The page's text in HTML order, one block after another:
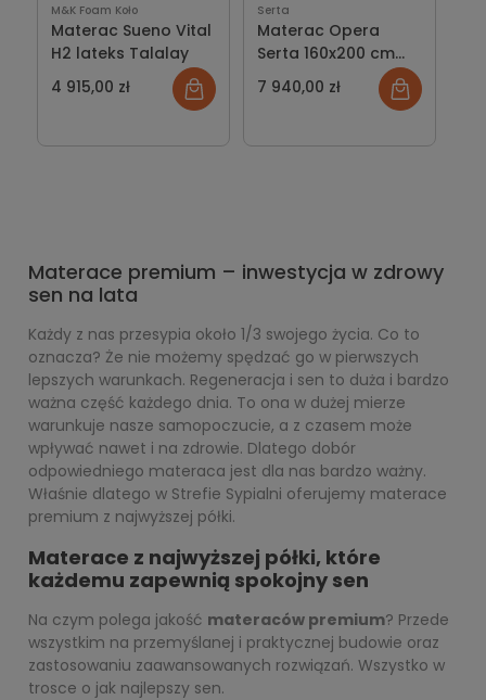
M&K Foam Koło
Materac Sueno Vital
H2 lateks Talalay
4 915,00 zł
Serta
Materac Opera
Serta 160x200 cm
hybrydowy
7 940,00 zł
Materace premium – inwestycja w zdrowy
sen na lata
Każdy z nas przesypia około 1/3 swojego życia. Co to
oznacza? Że nie możemy spędzać go w pierwszych
lepszych warunkach. Regeneracja i sen to duża i bardzo
ważna część każdego dnia. To ona w dużej mierze
warunkuje nasze samopoczucie, a z czasem może
wpływać nawet i na zdrowie. Dlatego dobór
odpowiedniego materaca jest dla nas bardzo ważny.
Właśnie dlatego w Strefie Sypialni oferujemy materace
premium z najwyższej półki.
Materace z najwyższej półki, które
każdemu zapewnią spokojny sen
Na czym polega jakość materaców premium? Przede
wszystkim na przemyślanej i praktycznej budowie oraz
zastosowaniu zaawansowanych rozwiązań. Wszystko w
trosce o jak najlepszy sen.